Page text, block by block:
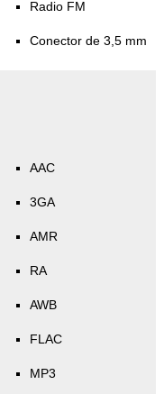
Radio FM
Conector de 3,5 mm
AAC
3GA
AMR
RA
AWB
FLAC
MP3